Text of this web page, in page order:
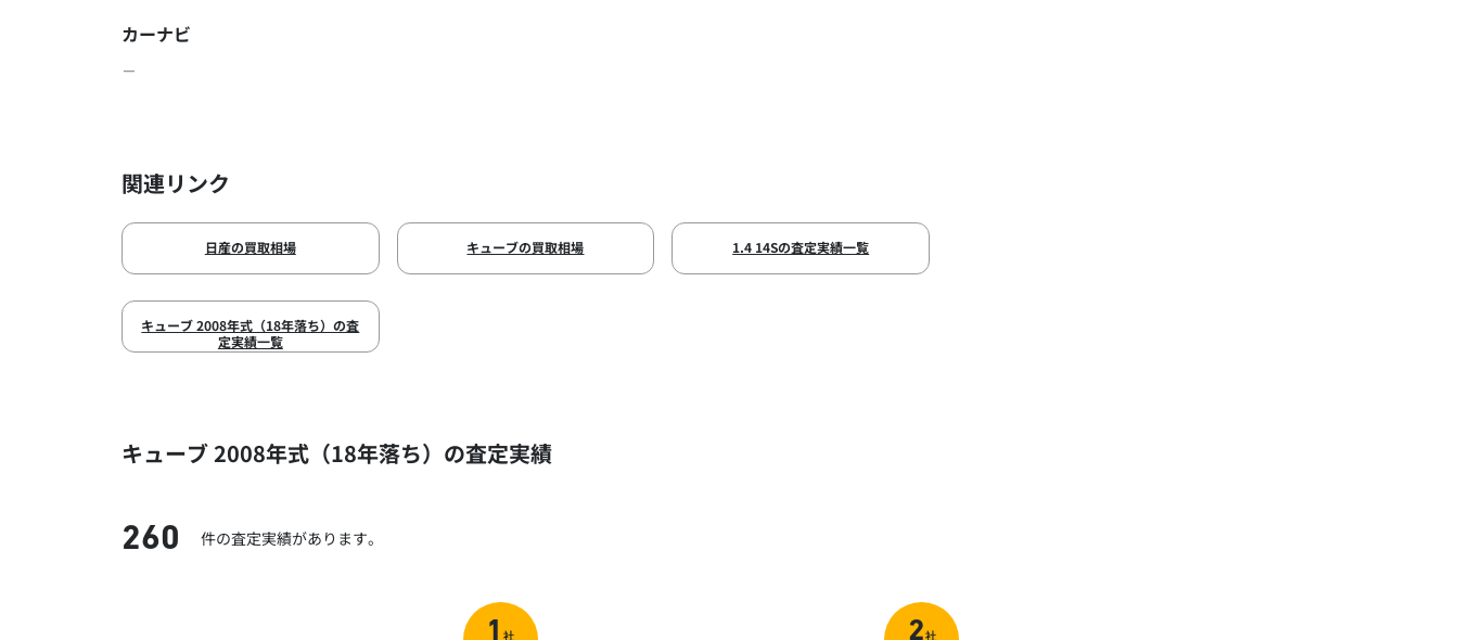
カーナビ
－
関連リンク
日産の買取相場 キューブの買取相場 1.4 14Sの査定実績一覧
キューブ 2008年式（18年落ち）の査
定実績一覧
キューブ 2008年式（18年落ち）の査定実績
260 件の査定実績があります。
1 社 2社